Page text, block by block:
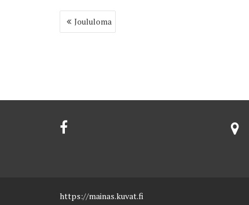
Artikkelien
selaus
Joululoma
https://mainas.kuvat.fi